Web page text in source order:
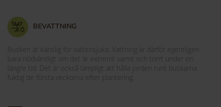
BEVATTNING
Busken är känslig för vattensjuka. Vattning är därför egentligen
bara nödvändigt om det är extremt varmt och torrt under en
längre tid. Det är också lämpligt att hålla jorden runt buskarna
fuktig de första veckorna efter plantering.